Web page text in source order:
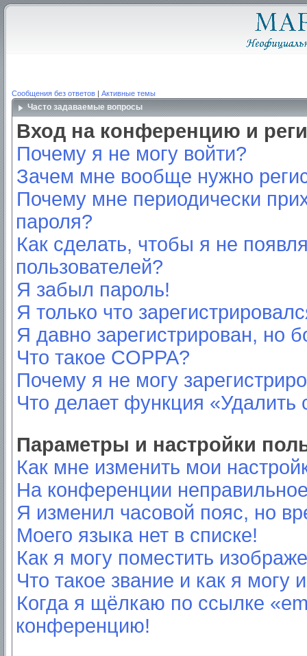
Сообщения без ответов | Активные темы
Часто задаваемые вопросы
Вход на конференцию и
Почему я не могу войти?
Зачем мне вообще нужно
Почему мне периодически
пароля?
Как сделать, чтобы я не
пользователей?
Я забыл пароль!
Я только что
Я давно зарегистрирован, но
Что такое COPPA?
Почему я не могу
Что делает функция
Параметры и настройки
Как мне изменить мои
На конференции
Я изменил часовой пояс, но
Моего языка нет в списке!
Как я могу поместить
Что такое звание и как я могу
Когда я щёлкаю по ссылке
конференцию!